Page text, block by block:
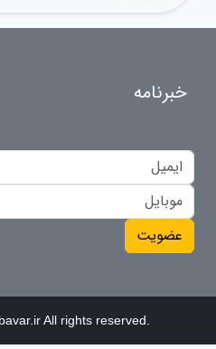
خبرنامه
عضویت
All rights reserved.